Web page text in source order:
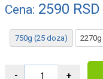
Cena: 2590 RSD
750g (25 doza)